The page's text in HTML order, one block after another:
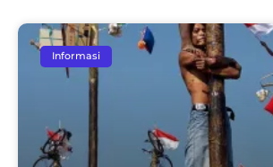
Informasi